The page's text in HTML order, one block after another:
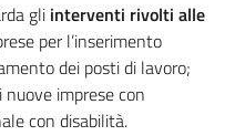
gli interventi rivolti alle
per l’inserimento
dei posti di lavoro;
imprese con
con disabilità.